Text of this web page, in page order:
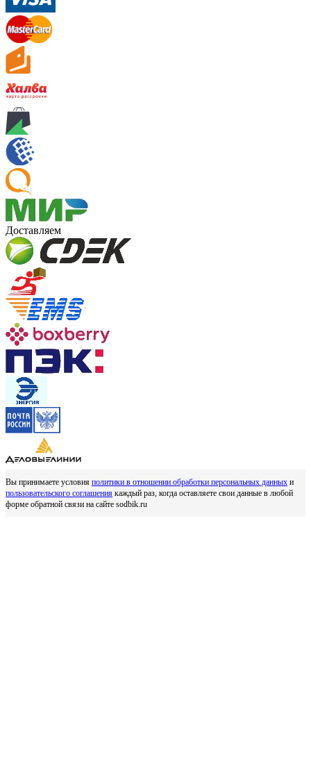
Доставляем
Вы принимаете условия политики в отношении обработки персональных данных и
пользовательского соглашения каждый раз, когда оставляете свои данные в любой
форме обратной связи на сайте sodbik.ru